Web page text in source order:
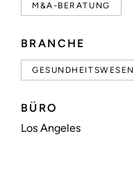
M&A-BERATUNG
BRANCHE
GESUNDHEITSWESEN
BÜRO
Los Angeles